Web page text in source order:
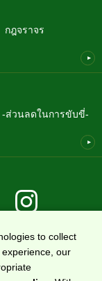
กฎจราจร
-ส่วนลดในการขับขี่-
แผนผังเว็บไซต์to collect
our